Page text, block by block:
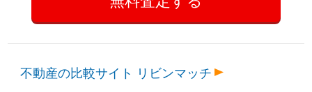
不動産の比較サイト リビンマッチ